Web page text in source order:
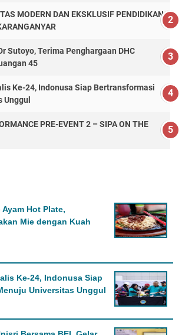
MODERN DAN EKSKLUSIF PENDIDIKAN
Sutoyo, Terima Penghargaan DHC
45
Ke-24, Indonusa Siap Bertransformasi
Unggul
PRE-EVENT 2 – SIPA ON THE
Hot Plate,
Mie dengan Kuah
Ke-24, Indonusa Siap
Universitas Unggul